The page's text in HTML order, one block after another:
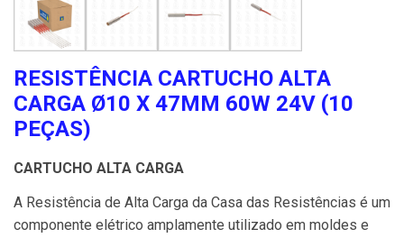
RESISTÊNCIA CARTUCHO ALTA
CARGA Ø10 X 47MM 60W 24V (10
PEÇAS)
CARTUCHO ALTA CARGA
A Resistência de Alta Carga da Casa das Resistências é um
componente elétrico amplamente utilizado em moldes e